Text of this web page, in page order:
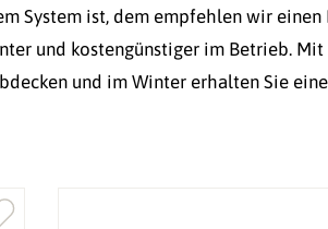
System ist, dem empfehlen wir einen
und kostengünstiger im Betrieb.
und im Winter erhalten Sie